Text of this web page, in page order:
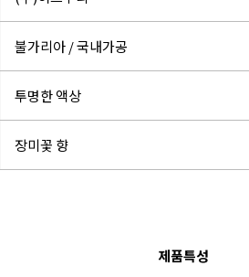
불가리아 / 국내가공
투명한 액상
장미꽃 향
제품특성